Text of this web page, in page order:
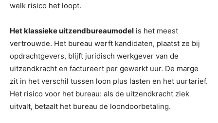
welk risico het loopt.
Het klassieke uitzendbureaumodel is het meest
vertrouwde. Het bureau werft kandidaten, plaatst ze bij
opdrachtgevers, blijft juridisch werkgever van de
uitzendkracht en factureert per gewerkt uur. De marge
zit in het verschil tussen loon plus lasten en het uurtarief.
Het risico voor het bureau: als de uitzendkracht ziek
uitvalt, betaalt het bureau de loondoorbetaling.